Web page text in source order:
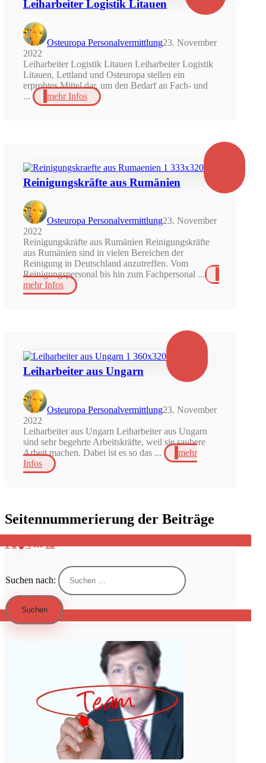
Leiharbeiter Logistik Litauen
Osteuropa Personalvermittlung23. November
2022
Leiharbeiter Logistik Litauen Leiharbeiter Logistik
Litauen, Lettland und Osteuropa stellen ein
erprobtes Mittel dar, um den Bedarf an Fach- und
...
mehr Infos
Reinigungskräfte aus Rumänien
Osteuropa Personalvermittlung23. November
2022
Reinigungskräfte aus Rumänien Reinigungskräfte
aus Rumänien sind in vielen Bereichen der
Reinigung in Deutschland anzutreffen. Vom
Reinigungspersonal bis hin zum Fachpersonal ...
mehr Infos
Leiharbeiter aus Ungarn
Osteuropa Personalvermittlung23. November
2022
Leiharbeiter aus Ungarn Leiharbeiter aus Ungarn
sind sehr begehrte Arbeitskräfte, weil sie saubere
Arbeit machen. Dabei ist es so das ...
mehr
Infos
Seitennummerierung der Beiträge
1 2 4 … 12
Suchen nach: